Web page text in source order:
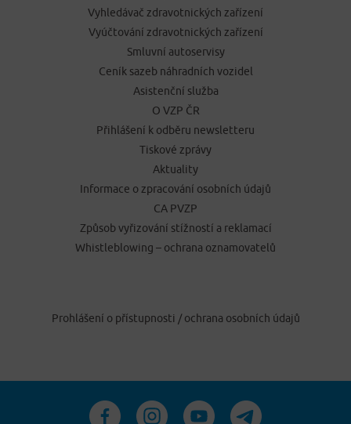
Vyhledávač zdravotnických zařízení
Vyúčtování zdravotnických zařízení
Smluvní autoservisy
Ceník sazeb náhradních vozidel
Asistenční služba
O VZP ČR
Přihlášení k odběru newsletteru
Tiskové zprávy
Aktuality
Informace o zpracování osobních údajů
CA PVZP
Způsob vyřizování stížností a reklamací
Whistleblowing – ochrana oznamovatelů
Prohlášení o přístupnosti / ochrana osobních údajů